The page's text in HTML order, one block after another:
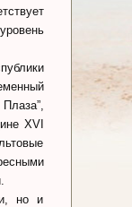
XVI
но и